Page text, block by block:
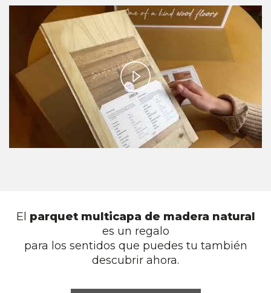
Play
Video
El parquet multicapa de madera natural
es un regalo
para los sentidos que puedes tu también
descubrir ahora.